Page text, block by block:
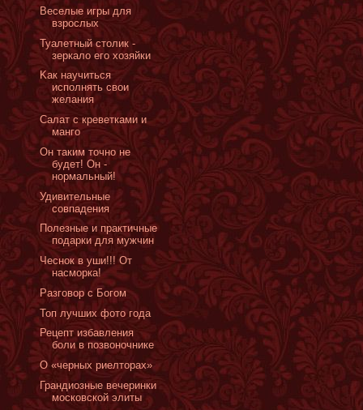
Веселые игры для
взрослых
Туалетный столик -
зеркало его хозяйки
Kак научиться
исполнять свои
желания
Салат с креветками и
манго
Он таким точно не
будет! Он -
нормальный!
Удивительные
совпадения
Полезные и практичные
подарки для мужчин
Чеснок в уши!!! От
насморка!
Разговор с Богом
Топ лучших фото года
Рецепт избавления
боли в позвоночнике
О «черных риелторах»
Грандиозные вечеринки
московской элиты